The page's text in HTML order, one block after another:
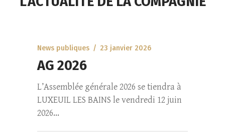
News publiques 23 janvier 2026
AG 2026
L’Assemblée générale 2026 se tiendra à
LUXEUIL LES BAINS le vendredi 12 juin
2026...